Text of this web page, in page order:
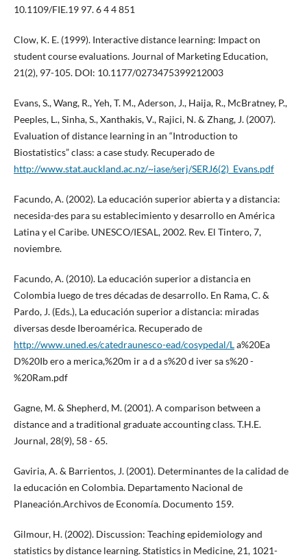
10.1109/FIE.19 97. 6 4 4 851
Clow, K. E. (1999). Interactive distance learning: Impact on
student course evaluations. Journal of Marketing Education,
21(2), 97-105. DOI: 10.1177/0273475399212003
Evans, S., Wang, R., Yeh, T. M., Aderson, J., Haija, R., McBratney, P.,
Peeples, L., Sinha, S., Xanthakis, V., Rajici, N. & Zhang, J. (2007).
Evaluation of distance learning in an “Introduction to
Biostatistics” class: a case study. Recuperado de
http://www.stat.auckland.ac.nz/~iase/serj/SERJ6(2)_Evans.pdf
Facundo, A. (2002). La educación superior abierta y a distancia:
necesida-des para su establecimiento y desarrollo en América
Latina y el Caribe. UNESCO/IESAL, 2002. Rev. El Tintero, 7,
noviembre.
Facundo, A. (2010). La educación superior a distancia en
Colombia luego de tres décadas de desarrollo. En Rama, C. &
Pardo, J. (Eds.), La educación superior a distancia: miradas
diversas desde Iberoamérica. Recuperado de
http://www.uned.es/catedraunesco-ead/cosypedal/La%20Ea
D%20Ib ero a merica,%20m ir a d a s%20 d iver sa s%20 -
%20Ram.pdf
Gagne, M. & Shepherd, M. (2001). A comparison between a
distance and a traditional graduate accounting class. T.H.E.
Journal, 28(9), 58 - 65.
Gaviria, A. & Barrientos, J. (2001). Determinantes de la calidad de
la educación en Colombia. Departamento Nacional de
Planeación.Archivos de Economía. Documento 159.
Gilmour, H. (2002). Discussion: Teaching epidemiology and
statistics by distance learning. Statistics in Medicine, 21, 1021-